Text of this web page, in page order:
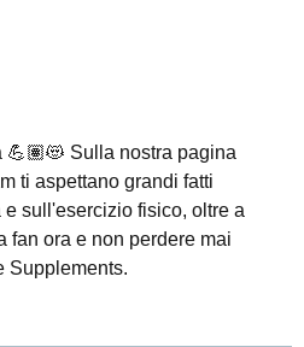
💪🏽😻 Sulla nostra pagina
ti aspettano grandi fatti
sull'esercizio fisico, oltre a
fan ora e non perdere mai
Supplements.